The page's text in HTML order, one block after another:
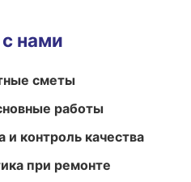
нами
сметы
работы
контроль качества
при ремонте